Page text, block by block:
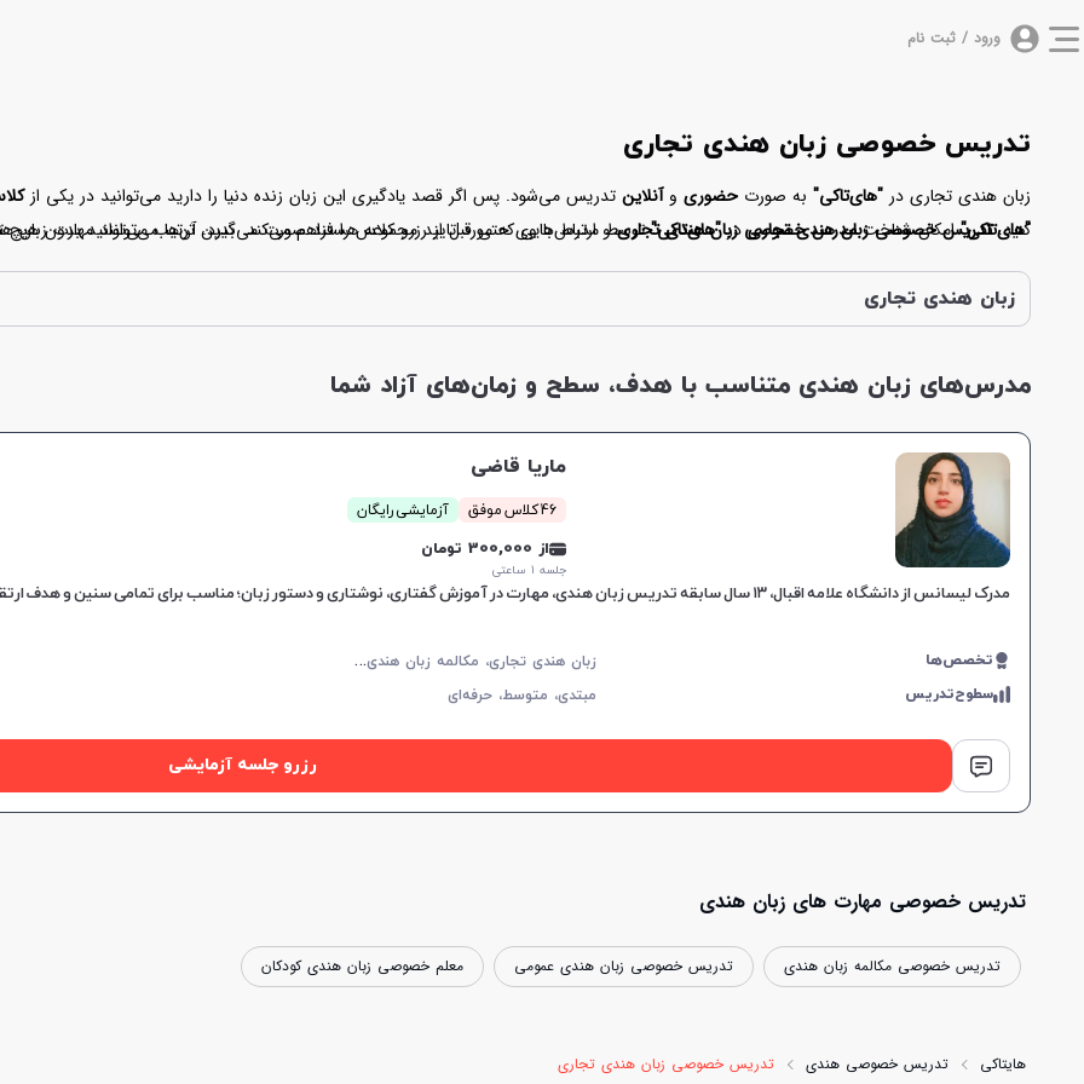
ورود / ثبت نام
تدریس خصوصی زبان هندی تجاری
زبان هندی تجاری در "های‌تاکی" به صورت حضوری وآنلاین تدریس می‌شود. پس اگر قصد یادگیری این زبان زنده دنیا را دارید می‌توانید در یکی از
کنید.تدریس خصوصی زبان هندی تجاریدر"های‌تاکی"توسط مدرس‌هایی که مورد تایید مجموعه هستند صورت می‌گیرد. آن‌ها می‌توانند مهارت زبان
"های‌تاکی"امکان شناختمدرس خصوصی زبان هندی تجاریو ارتباط با وی حتی قبل از رزرو کلاس را فراهم می‌کند. بدین ترتیب می‌توانید بدون هیچ
گفت"های‌تاکی" یکی از بهترین پلتفرم آموزش زبان‌های خارجی است.زبان هندی تجاری
مدرس‌های زبان هندی متناسب با هدف، سطح و زمان‌های آزاد شما
ماریا قاضی
46 کلاس موفق آزمایشی رایگان
از 300,000 تومان
جلسه ۱ ساعتی
مدرک لیسانس از دانشگاه علامه اقبال، ۱۳ سال سابقه تدریس زبان هندی، مهارت در آموزش گفتاری، نوشتاری و دستور زبان؛ مناسب برای تمامی سنین و هدف ارتقاء اعتماد به نفس در مکالمه.
تخصص‌ها ز
بان هندی تجاری، مکالمه زبان هندی، زبان هندی عمومی، زبان هندی کودکان
سطوح‌تدریس مبتدی، متوسط،حرفه‌ای
رزرو جلسه آزمایشی
تدریس خصوصی مهارت های زبان هندی
تدریس خصوصی مکالمه زبان هندی تدریس خصوصی زبان هندی عمومی معلم خصوصی زبان هندی کودکان
هایتاکی تدریس خصوصی هندی تدریس خصوصی زبان هندی تجاری